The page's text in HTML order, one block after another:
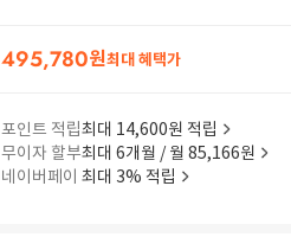
495,780원최대 혜택가
포인트 적립최대 14,600원 적립
무이자 할부최대 6개월 / 월 85,166원
네이버페이 최대 3% 적립